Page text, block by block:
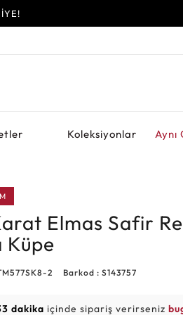
Koleksiyonlar Aynı
Elmas Safir
Küpe
2 Barkod : S143757
dakika içinde sipariş verirseniz